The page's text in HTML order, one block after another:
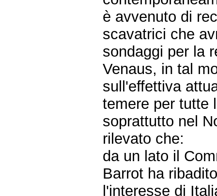
è avvenuto di
scavatrici che
sondaggi per la
Venaus, in tal
sull'effettiva
temere per tutte
soprattutto nel
rilevato che:
da un lato il
Barrot ha
l'interesse di